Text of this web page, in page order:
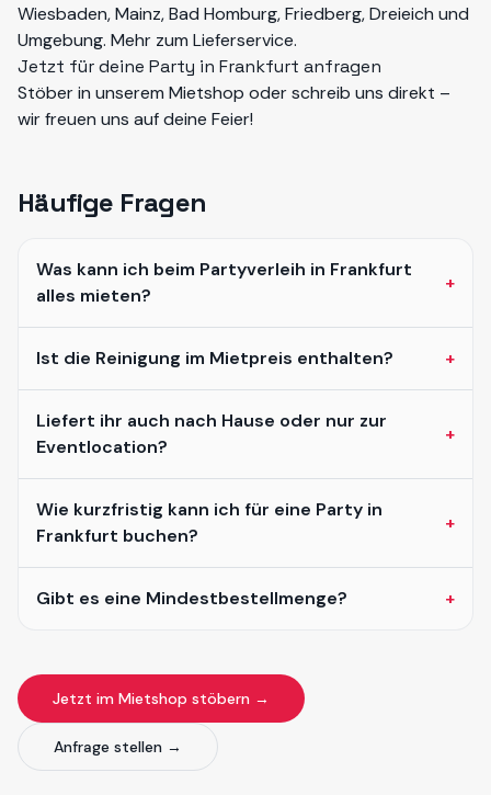
Wiesbaden, Mainz, Bad Homburg, Friedberg, Dreieich und
Umgebung. Mehr zum Lieferservice.
Jetzt für deine Party in Frankfurt anfragen
Stöber in unserem Mietshop oder schreib uns direkt –
wir freuen uns auf deine Feier!
Häufige Fragen
Was kann ich beim Partyverleih in Frankfurt
alles mieten?
+
Ist die Reinigung im Mietpreis enthalten? +
Liefert ihr auch nach Hause oder nur zur
Eventlocation?
+
Wie kurzfristig kann ich für eine Party in
Frankfurt buchen?
+
Gibt es eine Mindestbestellmenge? +
Jetzt im Mietshop stöbern →
Anfrage stellen →